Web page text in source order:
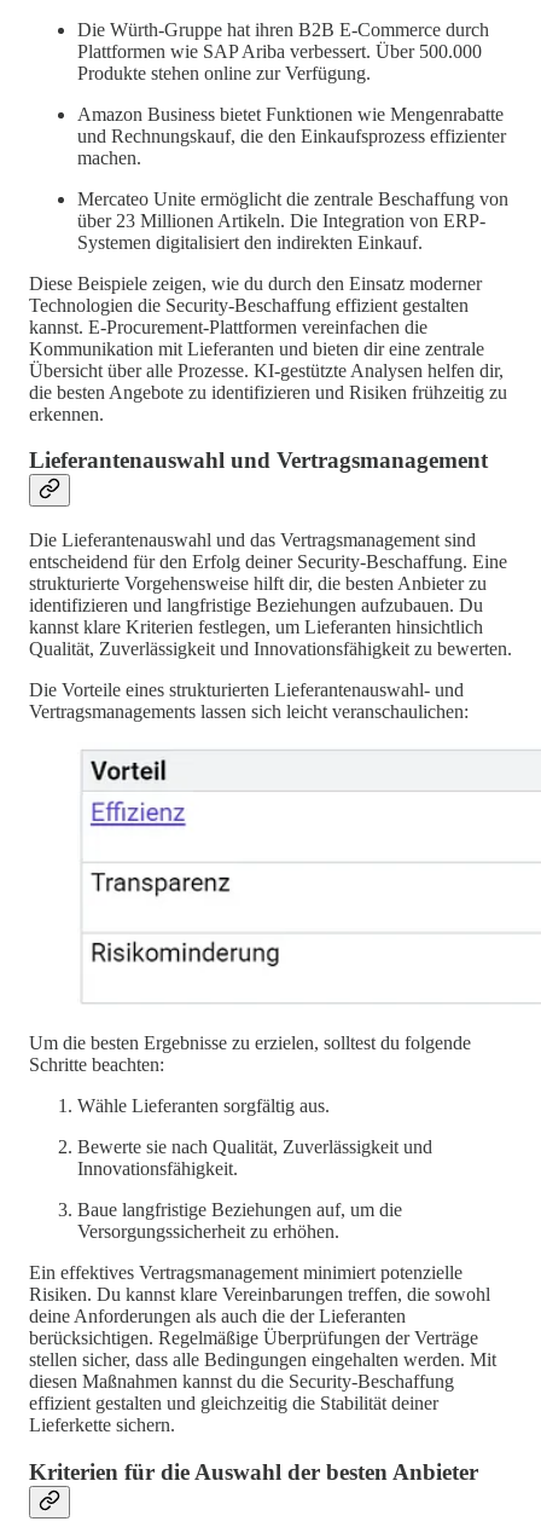
Die Würth-Gruppe hat ihren B2B E-Commerce durch
Plattformen wie SAP Ariba verbessert. Über 500.000
Produkte stehen online zur Verfügung.
Amazon Business bietet Funktionen wie Mengenrabatte
und Rechnungskauf, die den Einkaufsprozess effizienter
machen.
Mercateo Unite ermöglicht die zentrale Beschaffung von
über 23 Millionen Artikeln. Die Integration von ERP-
Systemen digitalisiert den indirekten Einkauf.
Diese Beispiele zeigen, wie du durch den Einsatz moderner
Technologien die Security-Beschaffung effizient gestalten
kannst. E-Procurement-Plattformen vereinfachen die
Kommunikation mit Lieferanten und bieten dir eine zentrale
Übersicht über alle Prozesse. KI-gestützte Analysen helfen dir,
die besten Angebote zu identifizieren und Risiken frühzeitig zu
erkennen.
Lieferantenauswahl und Vertragsmanagement
Die Lieferantenauswahl und das Vertragsmanagement sind
entscheidend für den Erfolg deiner Security-Beschaffung. Eine
strukturierte Vorgehensweise hilft dir, die besten Anbieter zu
identifizieren und langfristige Beziehungen aufzubauen. Du
kannst klare Kriterien festlegen, um Lieferanten hinsichtlich
Qualität, Zuverlässigkeit und Innovationsfähigkeit zu bewerten.
Die Vorteile eines strukturierten Lieferantenauswahl- und
Vertragsmanagements lassen sich leicht veranschaulichen:
Um die besten Ergebnisse zu erzielen, solltest du folgende
Schritte beachten:
Wähle Lieferanten sorgfältig aus.
Bewerte sie nach Qualität, Zuverlässigkeit und
Innovationsfähigkeit.
Baue langfristige Beziehungen auf, um die
Versorgungssicherheit zu erhöhen.
Ein effektives Vertragsmanagement minimiert potenzielle
Risiken. Du kannst klare Vereinbarungen treffen, die sowohl
deine Anforderungen als auch die der Lieferanten
berücksichtigen. Regelmäßige Überprüfungen der Verträge
stellen sicher, dass alle Bedingungen eingehalten werden. Mit
diesen Maßnahmen kannst du die Security-Beschaffung
effizient gestalten und gleichzeitig die Stabilität deiner
Lieferkette sichern.
Kriterien für die Auswahl der besten Anbieter